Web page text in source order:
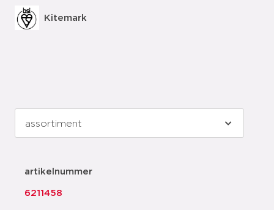
Kitemark
artikelnummer
6211458